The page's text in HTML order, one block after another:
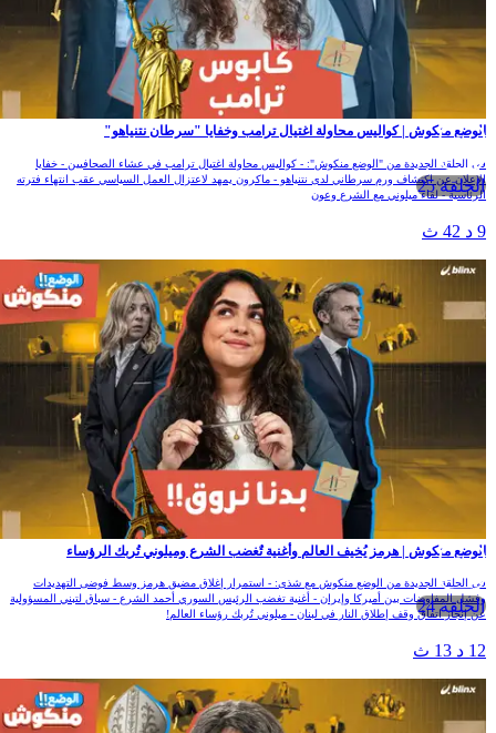
الحلقة 25
الوضع منكوش | كواليس محاولة اغتيال ترامب وخفايا "سرطان نتنياهو"
في الحلقة الجديدة من "الوضع منكوش": - كواليس محاولة اغتيال ترامب في عشاء الصحافيين - خفايا
الإعلان عن اكتشاف ورم سرطاني لدى نتنياهو - ماكرون يمهد لاعتزال العمل السياسي عقب انتهاء فترته
الرئاسية - لقاء ميلوني مع الشرع وعون
الحلقة 24
الوضع منكوش | هرمز يُخيف العالم وأغنية تٌغضب الشرع وميلوني تُربك الرؤساء
في الحلقة الجديدة من الوضع منكوش مع شذى: - استمرار إغلاق مضيق هرمز وسط فوضى التهديدات
وفشل المفاوضات بين أميركا وإيران - أغنية تغضب الرئيس السوري أحمد الشرع - سباق لتبني المسؤولية
عن إنجاز اتفاق وقف إطلاق النار في لبنان - ميلوني تُربك رؤساء العالم!
12 د 13 ث